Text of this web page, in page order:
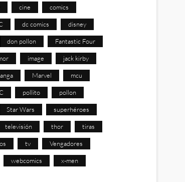
cine comics
dc comics disney
don pollon Fantastic Four
image jack kirby
Marvel mcu
pollito pollon
Star Wars superhéroes
televisión thor tiras
tv Vengadores
webcomics x-men